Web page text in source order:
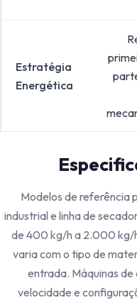
Estratégia
Energética
Modelos de referência
industrial e linha de
de 400 kg/h a 2.000 kg/
varia com o tipo de
entrada. Máquinas
velocidade e